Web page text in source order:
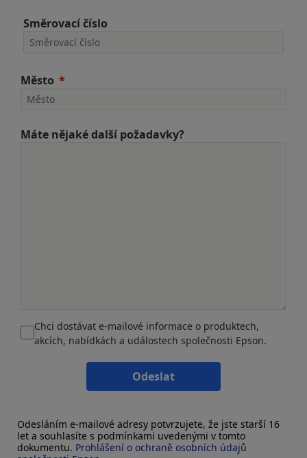
Směrovací číslo
Město
Máte nějaké další požadavky?
Chci dostávat e-mailové informace o produktech,
akcích, nabídkách a událostech společnosti Epson.
Odeslat
Odesláním e-mailové adresy potvrzujete, že jste starší 16
let a souhlasíte s podmínkami uvedenými v tomto
dokumentu. Prohlášení o ochraně osobních údajů